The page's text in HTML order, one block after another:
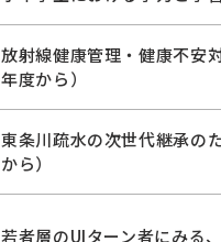
放射線健康管理・健康不安
年度から）
東条川疏水の次世代継承の
から）
若者層のUIターン者にみる